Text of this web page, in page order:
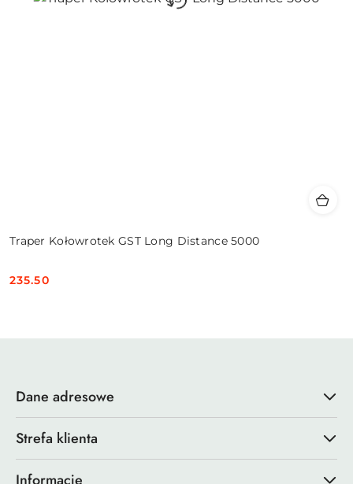
Traper Kołowrotek GST Long Distance 5000
Cena:
235.50
Dane adresowe
Strefa klienta